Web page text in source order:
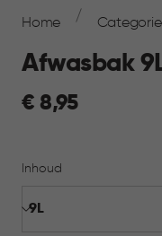
Navigation
Home
Afwasbak
€
€ 8,95
Inhoud